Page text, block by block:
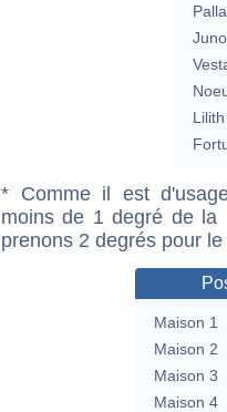
Lilith
* Comme il est
moins de 1 degré de la
prenons 2 degrés pour
Maison 1
Maison 2
Maison 3
Maison 4